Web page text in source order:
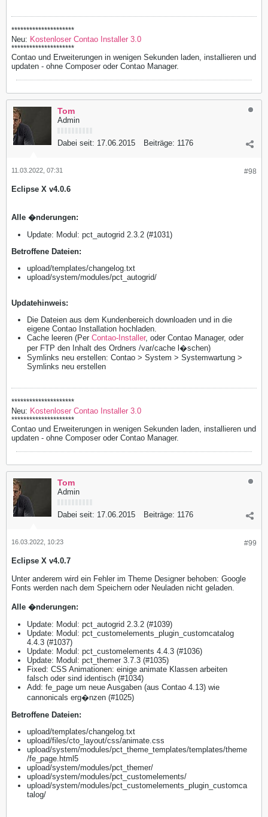
*********************
Neu: Kostenloser Contao Installer 3.0
*********************
Contao und Erweiterungen in wenigen Sekunden laden, installieren und
updaten - ohne Composer oder Contao Manager.
Tom
Admin
Dabei seit: 17.06.2015 Beiträge: 1176
#98
11.03.2022, 07:31
Eclipse X v4.0.6
Alle �nderungen:
Update: Modul: pct_autogrid 2.3.2 (#1031)
​Betroffene Dateien:
upload/templates/changelog.txt
upload/system/modules/pct_autogrid/
Updatehinweis:
Die Dateien aus dem Kundenbereich downloaden und in die
eigene Contao Installation hochladen.
Cache leeren (Per Contao-Installer, oder Contao Manager, oder
per FTP den Inhalt des Ordners /var/cache l�schen)
Symlinks neu erstellen: Contao > System > Systemwartung >
Symlinks neu erstellen
*********************
Neu: Kostenloser Contao Installer 3.0
*********************
Contao und Erweiterungen in wenigen Sekunden laden, installieren und
updaten - ohne Composer oder Contao Manager.
Tom
Admin
Dabei seit: 17.06.2015 Beiträge: 1176
#99
16.03.2022, 10:23
Eclipse X v4.0.7
Unter anderem wird ein Fehler im Theme Designer behoben: Google
Fonts werden nach dem Speichern oder Neuladen nicht geladen.
Alle �nderungen:
Update: Modul: pct_autogrid 2.3.2 (#1039)
Update: Modul: pct_customelements_plugin_customcatalog
4.4.3 (#1037)
Update: Modul: pct_customelements 4.4.3 (#1036)
Update: Modul: pct_themer 3.7.3 (#1035)
Fixed: CSS Animationen: einige animate Klassen arbeiten
falsch oder sind identisch (#1034)
Add: fe_page um neue Ausgaben (aus Contao 4.13) wie
cannonicals erg�nzen (#1025)
​Betroffene Dateien:
upload/templates/changelog.txt
upload/files/cto_layout/css/animate.css
upload/system/modules/pct_theme_templates/templates/theme
/fe_page.html5
upload/system/modules/pct_themer/
upload/system/modules/pct_customelements/
upload/system/modules/pct_customelements_plugin_customca
talog/